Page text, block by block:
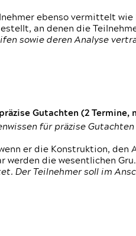
ebenso vermittelt wie
an denen die
sowie deren Analyse
Gutachten (2 Termine,
für präzise Gutachten
er die Konstruktion, den
werden die wesentlichen
Der Teilnehmer soll im